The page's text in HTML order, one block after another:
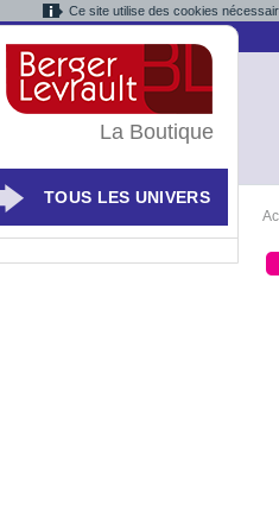
Ce site utilise des cookies
La Boutique
TOUS LES UNIVERS